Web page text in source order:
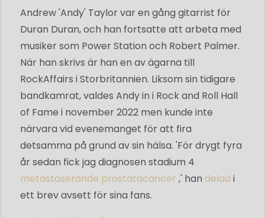
Andrew 'Andy' Taylor var en gång gitarrist för
Duran Duran, och han fortsatte att arbeta med
musiker som Power Station och Robert Palmer.
När han skrivs är han en av ägarna till
RockAffairs i Storbritannien. Liksom sin tidigare
bandkamrat, valdes Andy in i Rock and Roll Hall
of Fame i november 2022 men kunde inte
närvara vid evenemanget för att fira
detsamma på grund av sin hälsa. 'För drygt fyra
år sedan fick jag diagnosen stadium 4
metastaserande prostatacancer ,' han delad i
ett brev avsett för sina fans.